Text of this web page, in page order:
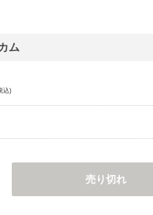
ム
込)
売り切れ